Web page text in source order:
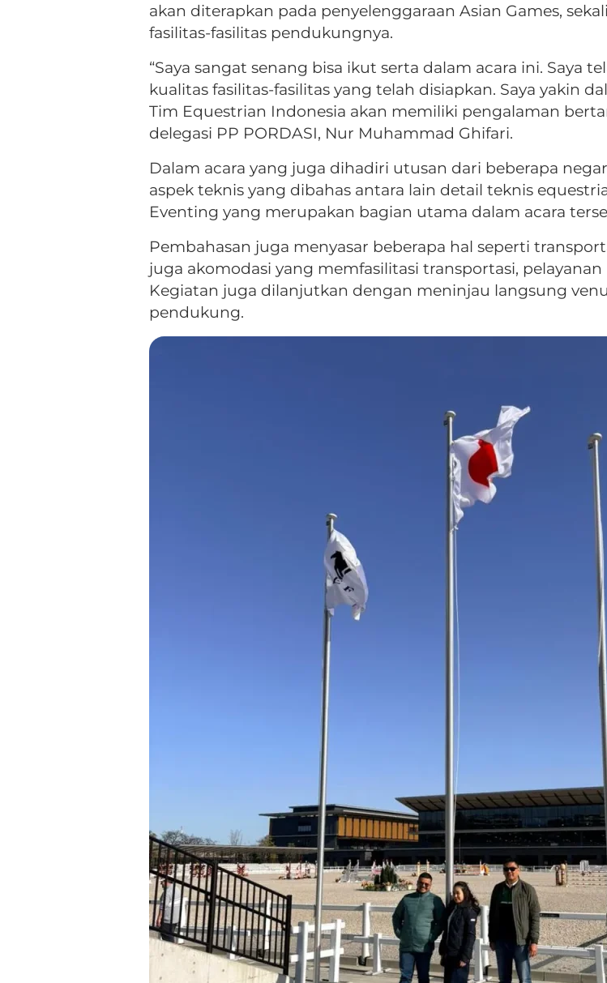
akan diterapkan pada penyelenggaraan Asian Games,
fasilitas-fasilitas pendukungnya.
“Saya sangat senang bisa ikut serta dalam acara ini. Saya
kualitas fasilitas-fasilitas yang telah disiapkan. Saya yakin
Tim Equestrian Indonesia akan memiliki pengalaman
delegasi PP PORDASI, Nur Muhammad Ghifari.
Dalam acara yang juga dihadiri utusan dari beberapa
aspek teknis yang dibahas antara lain detail teknis
Eventing yang merupakan bagian utama dalam acara
Pembahasan juga menyasar beberapa hal seperti
juga akomodasi yang memfasilitasi transportasi,
Kegiatan juga dilanjutkan dengan meninjau langsung
pendukung.